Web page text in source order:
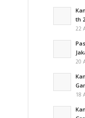
th
22
20
18